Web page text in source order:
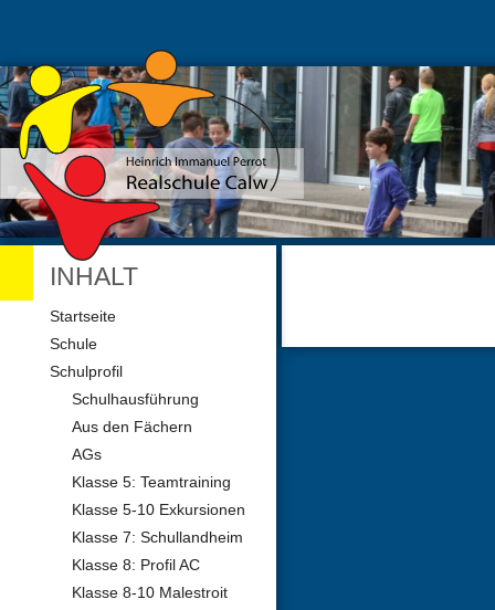
INHALT
Navigation
Startseite
Schule
Schulprofil
Schulhausführung
Aus den Fächern
AGs
Klasse 5: Teamtraining
Klasse 5-10 Exkursionen
Klasse 7: Schullandheim
Klasse 8: Profil AC
Klasse 8-10 Malestroit